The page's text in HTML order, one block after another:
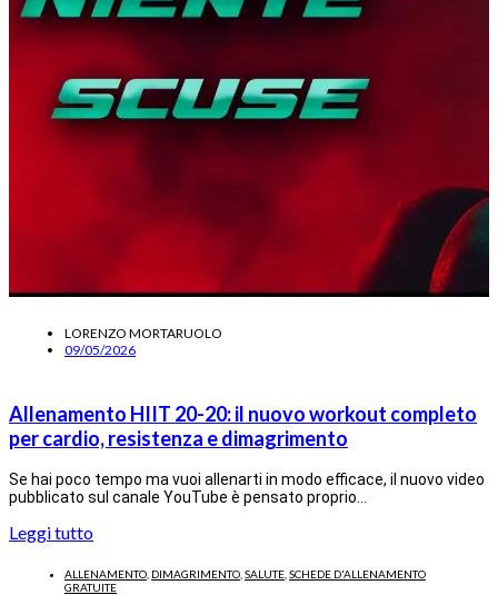
LORENZO MORTARUOLO
09/05/2026
Allenamento HIIT 20-20: il nuovo workout completo
per cardio, resistenza e dimagrimento
Se hai poco tempo ma vuoi allenarti in modo efficace, il nuovo video
pubblicato sul canale YouTube è pensato proprio…
Leggi tutto
ALLENAMENTO DIMAGRIMENTO SALUTE SCHEDE D'ALLENAMENTO
GRATUITE